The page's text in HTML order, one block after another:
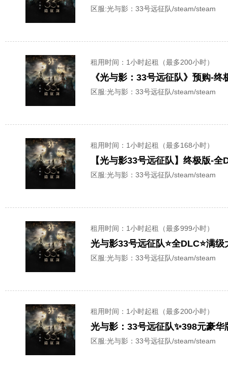
区服:光与影：33号远征队/steam/steam
租用时间 ：1小时起租（最多200小时）
《光与影：33号远征队》预购-
区服:光与影：33号远征队/steam/steam
租用时间 ：1小时起租（最多168小时）
【光与影33号远征队】终极版-
区服:光与影：33号远征队/steam/steam
租用时间 ：1小时起租（最多999小时）
光与影33号远征队⭐全DLC⭐满
区服:光与影：33号远征队/steam/steam
租用时间 ：1小时起租（最多200小时）
光与影：33号远征队✨398元豪
区服:光与影：33号远征队/steam/steam